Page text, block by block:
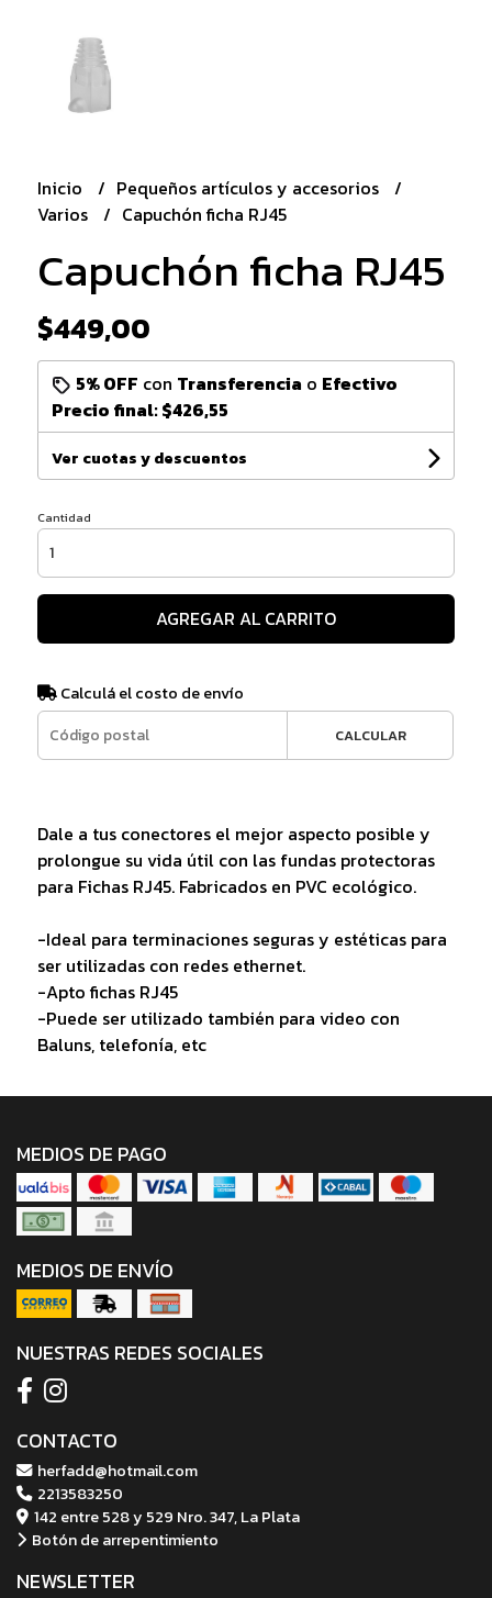
Inicio
Pequeños artículos y accesorios
Varios
Capuchón ficha RJ45
Capuchón ficha RJ45
$449,00
5% OFF con Transferencia o Efectivo
Precio final:$426,55
Ver cuotas y descuentos
Cantidad
AGREGAR AL CARRITO
Calculá el costo de envío
CALCULAR
Dale a tus conectores el mejor aspecto posible y
prolongue su vida útil con las fundas protectoras
para Fichas RJ45. Fabricados en PVC ecológico.
-Ideal para terminaciones seguras y estéticas para
ser utilizadas con redes ethernet.
-Apto fichas RJ45
-Puede ser utilizado también para video con
Baluns, telefonía, etc
MEDIOS DE PAGO
MEDIOS DE ENVÍO
NUESTRAS REDES SOCIALES
CONTACTO
herfadd@hotmail.com
2213583250
142 entre 528 y 529 Nro. 347, La Plata
Botón de arrepentimiento
NEWSLETTER